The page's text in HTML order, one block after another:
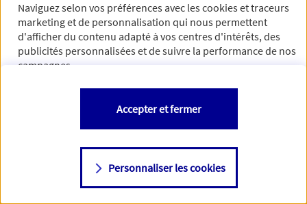
Naviguez selon vos préférences avec lescookies et traceurs
marketing et de personnalisation qui nous permettent
d'afficher du contenu adapté à vos centres d'intérêts, des
publicités personnalisées et de suivre la performance de nos
campagnes.
Vous êtes libre de les accepter, de les refuser comme de
changer d'avis à tout moment en allant sur
Consulter notre politique decookies
Personnaliser les cookies
Accepter et fermer